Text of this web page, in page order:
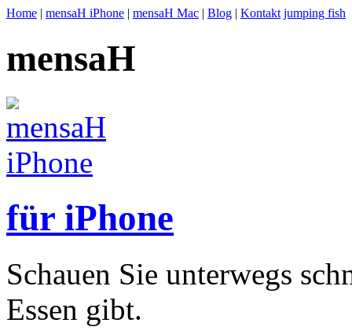
Home | mensaH iPhone | mensaH Mac | Blog | Kontakt jumping fish
mensaH
für iPhone
Schauen Sie unterwegs
Essen gibt.